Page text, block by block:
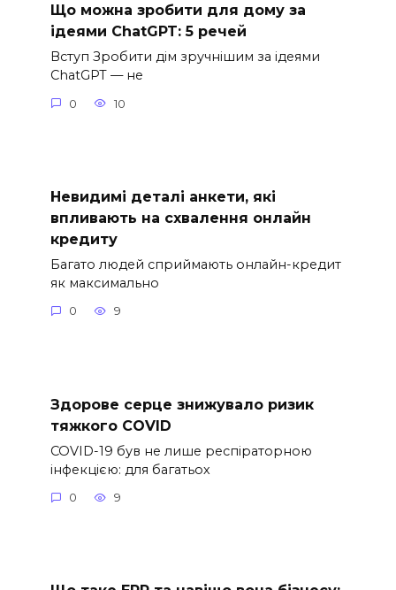
Що можна зробити для дому за
ідеями ChatGPT: 5 речей
Вступ Зробити дім зручнішим за ідеями
ChatGPT — не
0 10
Невидимі деталі анкети, які
впливають на схвалення онлайн
кредиту
Багато людей сприймають онлайн-кредит
як максимально
0 9
Здорове серце знижувало ризик
тяжкого COVID
COVID-19 був не лише респіраторною
інфекцією: для багатьох
0 9